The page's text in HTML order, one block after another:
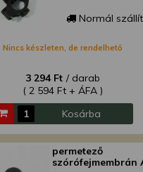
Normál
Nincs készleten, de rendelhető
3 294 Ft / darab
( 2 594 Ft + ÁFA )
Kosárba
permetező
szórófejmembrán